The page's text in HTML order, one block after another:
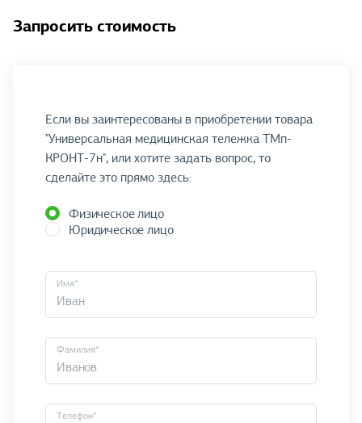
Запросить стоимость
Если вы заинтересованы в приобретении товара
"Универсальная медицинская тележка ТМп-
КРОНТ-7н", или хотите задать вопрос, то
сделайте это прямо здесь:
Физическое лицо
Юридическое лицо
Имя*
Фамилия*
Телефон*